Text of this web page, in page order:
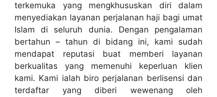
terkemuka yang mengkhususkan diri dalam
menyediakan layanan perjalanan haji bagi umat
Islam di seluruh dunia. Dengan pengalaman
bertahun – tahun di bidang ini, kami sudah
mendapat reputasi buat memberi layanan
berkualitas yang memenuhi keperluan klien
kami. Kami ialah biro perjalanan berlisensi dan
terdaftar yang diberi wewenang oleh